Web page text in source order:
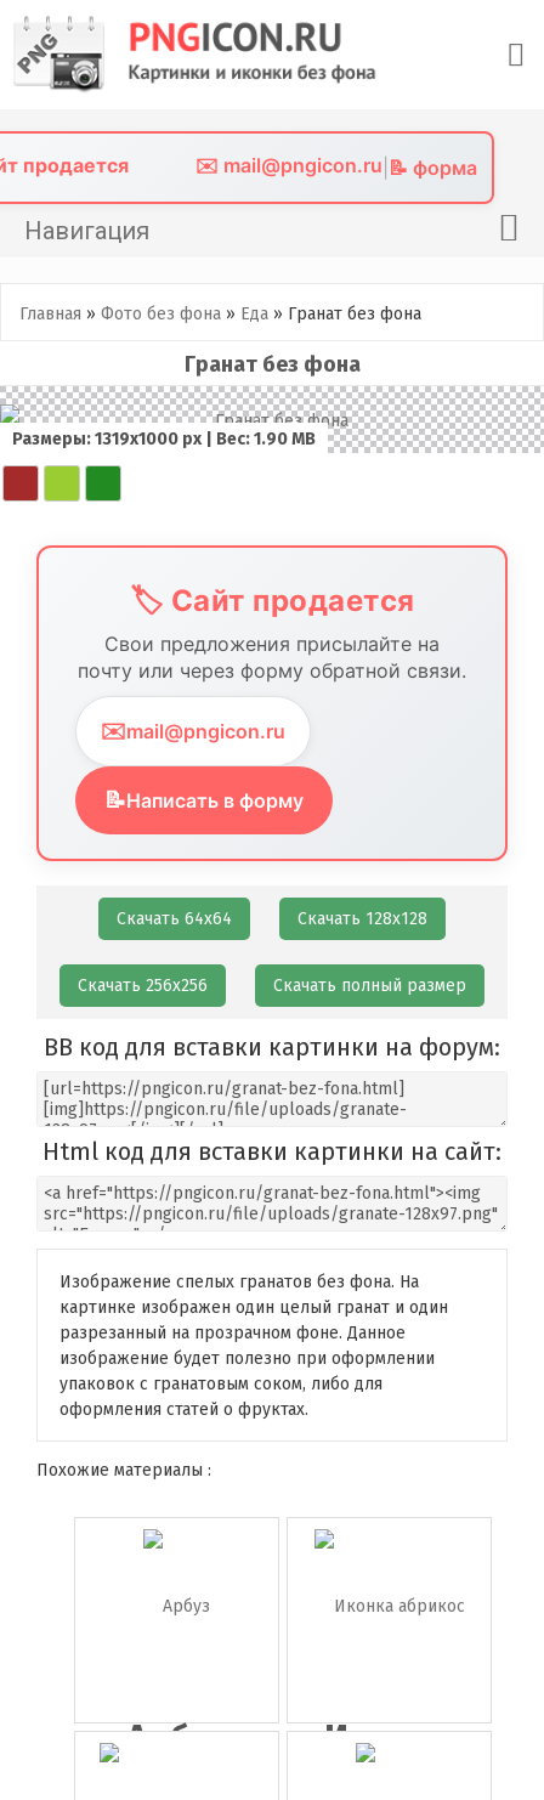
content
продается ✉️ mail@pngicon.ru 📝 форма
Навигация
Png иконки
Фото без фона
Главная » Фото без фона » Еда » Гранат без фона
Гранат без фона
Размеры: 1319x1000 px | Вес: 1.90 MB
🏷️ Сайт продается
Свои предложения присылайте на
почту или через форму обратной связи.
✉️mail@pngicon.ru
📝Написать в форму
Скачать 64х64 Скачать 128х128
Скачать 256х256 Скачать полный размер
BB код для вставки картинки на форум:
Html код для вставки картинки на сайт:
Изображение спелых гранатов без фона. На
картинке изображен один целый гранат и один
разрезанный на прозрачном фоне. Данное
изображение будет полезно при оформлении
упаковок с гранатовым соком, либо для
оформления статей о фруктах.
Похожие материалы :
Арбуз
Иконка
абрикос